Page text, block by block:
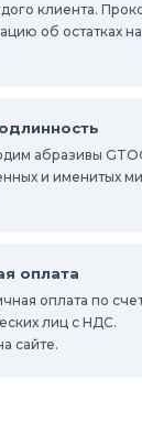
клиента.
об остатках на
абразивы
и именитых
оплата
оплата по
лиц с НДС.
сайте.